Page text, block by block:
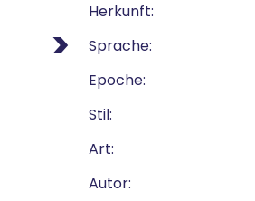
Next
Herkunft:
Sprache:
Epoche:
Stil:
Art:
Autor: